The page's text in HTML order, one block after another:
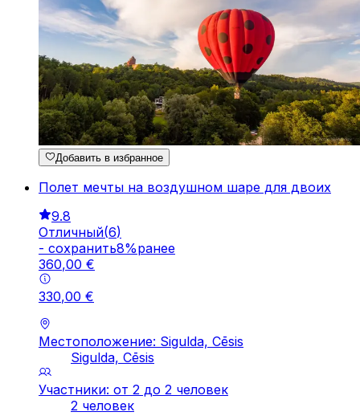
Добавить в избранное
Полет мечты на воздушном шаре для двоих
9.8
Отличный(6)
- cохранить8%ранее
360,00 €
330,00 €
Местоположение: Sigulda, Cēsis
Sigulda, Cēsis
Участники: от 2 до 2 человек
2 человек